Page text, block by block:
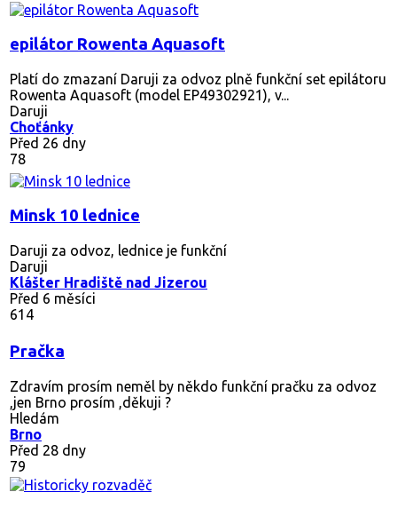
epilátor Rowenta Aquasoft
Platí do zmazaní Daruji za odvoz plně funkční set epilátoru
Rowenta Aquasoft (model EP49302921), v...
Daruji
Choťánky
Před 26 dny
78
Minsk 10 lednice
Daruji za odvoz, lednice je funkční
Daruji
Klášter Hradiště nad Jizerou
Před 6 měsíci
614
Pračka
Zdravím prosím neměl by někdo funkční pračku za odvoz
,jen Brno prosím ,děkuji ?
Hledám
Brno
Před 28 dny
79